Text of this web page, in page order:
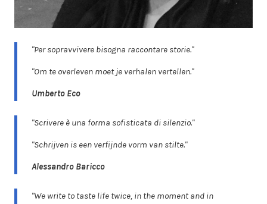
"Per sopravvivere bisogna raccontare storie."
"Om te overleven moet je verhalen vertellen."
Umberto Eco
"Scrivere è una forma sofisticata di silenzio."
"Schrijven is een verfijnde vorm van stilte."
Alessandro Baricco
"We write to taste life twice, in the moment and in